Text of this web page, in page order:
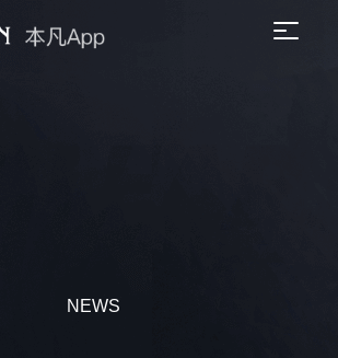
NEWS